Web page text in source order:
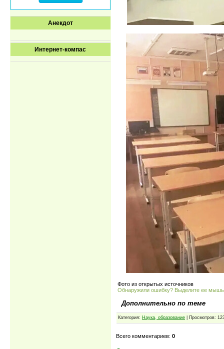
Анекдот
Интернет-компас
Фото из открытых источников
Обнаружили ошибку? Выделите ее
Дополнительно по теме
Категория: Наука, образование | Просмотров:
Всего комментариев: 0